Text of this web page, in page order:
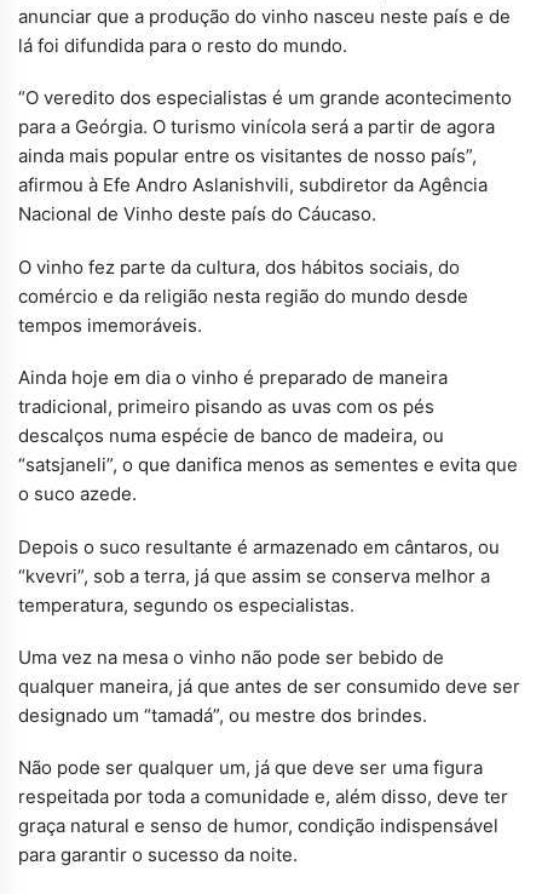
anunciar que a produção do vinho nasceu neste país e de
lá foi difundida para o resto do mundo.
“O veredito dos especialistas é um grande acontecimento
para a Geórgia. O turismo vinícola será a partir de agora
ainda mais popular entre os visitantes de nosso país”,
afirmou à Efe Andro Aslanishvili, subdiretor da Agência
Nacional de Vinho deste país do Cáucaso.
O vinho fez parte da cultura, dos hábitos sociais, do
comércio e da religião nesta região do mundo desde
tempos imemoráveis.
Ainda hoje em dia o vinho é preparado de maneira
tradicional, primeiro pisando as uvas com os pés
descalços numa espécie de banco de madeira, ou
“satsjaneli”, o que danifica menos as sementes e evita que
o suco azede.
Depois o suco resultante é armazenado em cântaros, ou
“kvevri”, sob a terra, já que assim se conserva melhor a
temperatura, segundo os especialistas.
Uma vez na mesa o vinho não pode ser bebido de
qualquer maneira, já que antes de ser consumido deve ser
designado um “tamadá”, ou mestre dos brindes.
Não pode ser qualquer um, já que deve ser uma figura
respeitada por toda a comunidade e, além disso, deve ter
graça natural e senso de humor, condição indispensável
para garantir o sucesso da noite.